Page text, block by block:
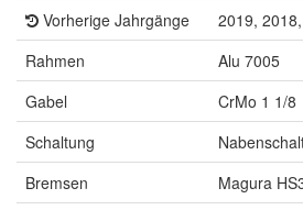
Vorherige Jahrgänge
2019,
Rahmen
Alu 7005
Gabel
CrMo 1 1/8
Schaltung
Bremsen
Magura